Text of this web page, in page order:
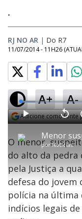
.
RJ NO AR | Do R7
11/07/2014 - 11H26
A+ A-
Adicione como fonte
porNotícias
P V
t
a
r
0
g
n
d
s
L
o
a
d
e
.
5
7
%
O menor,
do alto da pedra
pela Justiça a
defesa do jovem
polícia na última
indícios legais